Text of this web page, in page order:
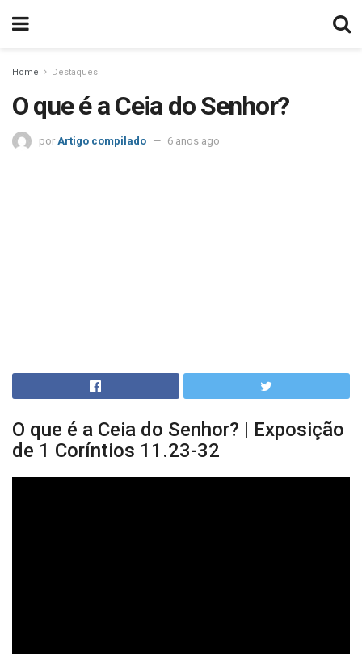
Home Destaques
O que é a Ceia do Senhor?
por Artigo compilado 6 anos ago
O que é a Ceia do Senhor? | Exposição
de 1 Coríntios 11.23-32